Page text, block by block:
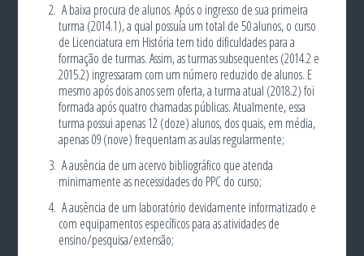
A baixa procura de alunos. Após o ingresso de sua primeira
turma (2014.1), a qual possuía um total de 50 alunos, o curso
de Licenciatura em História tem tido dificuldades para a
formação de turmas. Assim, as turmas subsequentes (2014.2 e
2015.2) ingressaram com um número reduzido de alunos. E
mesmo após dois anos sem oferta, a turma atual (2018.2) foi
formada após quatro chamadas públicas. Atualmente, essa
turma possui apenas 12 (doze) alunos, dos quais, em média,
apenas 09 (nove) frequentam as aulas regularmente;
A ausência de um acervo bibliográfico que atenda
minimamente as necessidades do PPC do curso;
A ausência de um laboratório devidamente informatizado e
com equipamentos específicos para as atividades de
ensino/pesquisa/extensão;